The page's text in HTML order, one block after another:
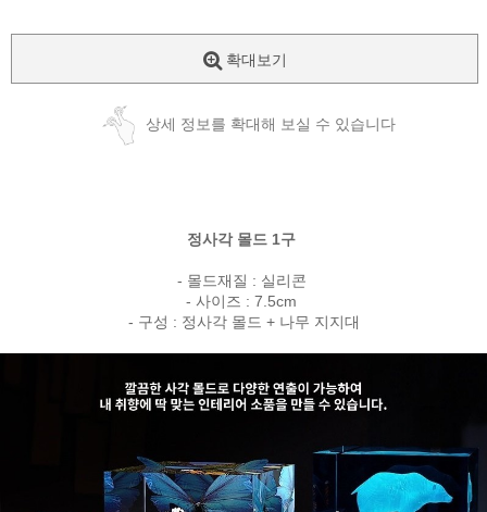
확대보기
상세 정보를 확대해 보실 수 있습니다
정사각 몰드 1구
- 몰드재질 : 실리콘
- 사이즈 : 7.5cm
- 구성 : 정사각 몰드 + 나무 지지대